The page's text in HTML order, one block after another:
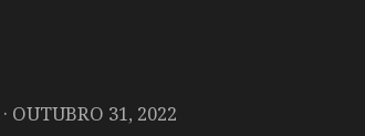
· OUTUBRO 31, 2022